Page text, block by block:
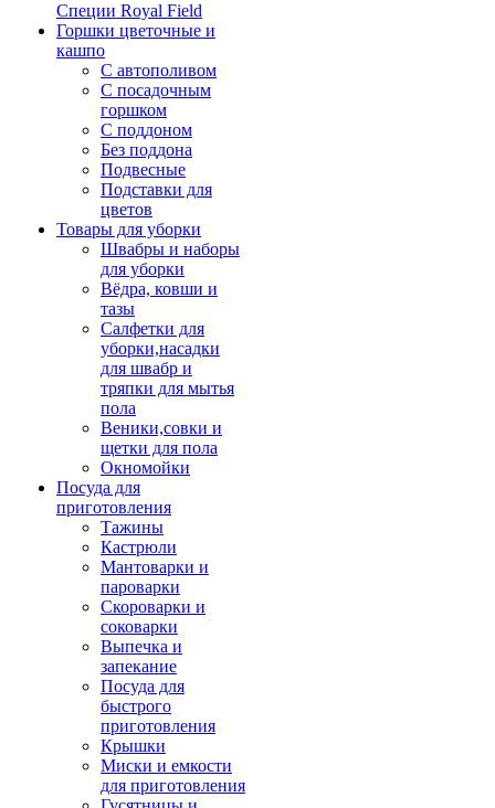
Специи Royal Field
Горшки цветочные и
кашпо
С автополивом
С посадочным
горшком
С поддоном
Без поддона
Подвесные
Подставки для
цветов
Товары для уборки
Швабры и наборы
для уборки
Вёдра, ковши и
тазы
Салфетки для
уборки,насадки
для швабр и
тряпки для мытья
пола
Веники,совки и
щетки для пола
Окномойки
Посуда для
приготовления
Тажины
Кастрюли
Мантоварки и
пароварки
Скороварки и
соковарки
Выпечка и
запекание
Посуда для
быстрого
приготовления
Крышки
Миски и емкости
для приготовления